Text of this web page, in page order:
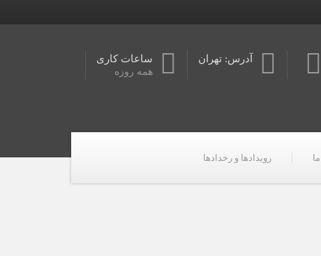
آدرس: تهران ساعات کاری
همه روزه
رویدادها و رخدادها